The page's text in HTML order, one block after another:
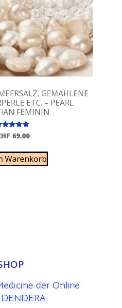
GEMAHLENE
ETC. – PEARL
FEMININ
Bewertet
mit
von 5
69.00
Warenkorb
der Online